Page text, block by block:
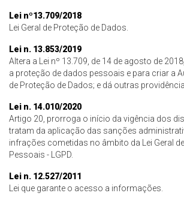
Lei nº13.709/2018
Lei Geral de Proteção de Dados.
Lei n. 13.853/2019
Altera a Lei nº 13.709, de 14 de agosto de
a proteção de dados pessoais e para criar a
de Proteção de Dados; e dá outras
Lei n. 14.010/2020
Artigo 20, prorroga o início da vigência dos
tratam da aplicação das sanções
infrações cometidas no âmbito da Lei Geral
Pessoais - LGPD.
Lei n. 12.527/2011
Lei que garante o acesso a informações.